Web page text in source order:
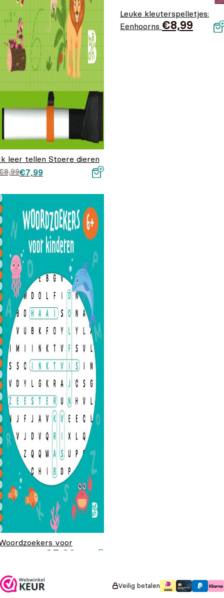
leer tellen Stoere dieren
8,99
prijs
€7,99prijs is:
Leuke kleuterspelletjes:
Eenhoorns €8,99
voor
€5,99
Veilig betalen